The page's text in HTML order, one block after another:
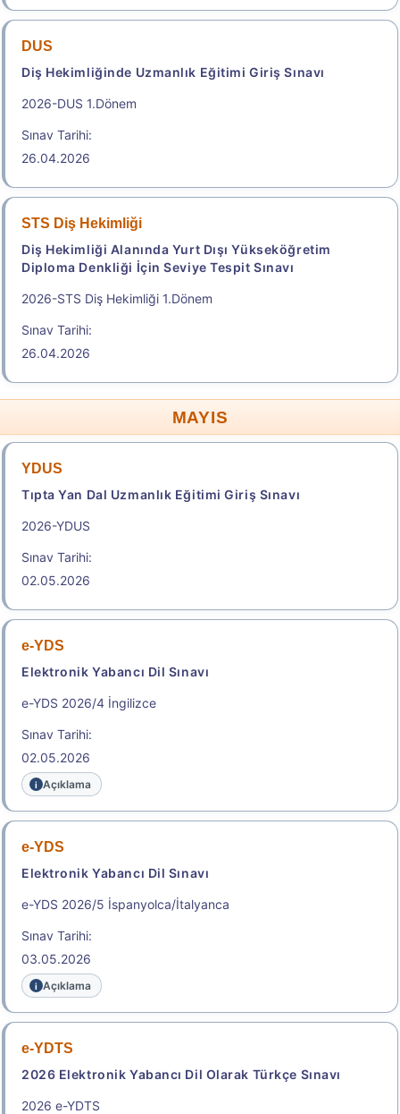
Sınav Tarihi: 22.08.2026
Başvuru Yap
2026-Elektronik Yabancı Dil Sınavı (2026 e-YDS)
Aday İşlemleri Sistemi (AİS) Engelli Başvuru Kullanıcı
Kılavuzu
.e-YDS 2026/9 İngilizce
2026-Elektronik Yabancı Dil Sınavı (2026 e-YDS)
Aday İşlemleri Sistemi (AİS) Engelli Başvuru Kullanıcı
.2026-TUS 2. Dönem
Tıpta Uzmanlık Eğitimi Giriş Sınavı
Sınav Tarihi: 23.08.2026
Başvuru Merkezleri
Aday İşlemleri Sistemi (AİS) Engelli Başvuru Kullanıcı
Kılavuzu
.Dönem
DUS
Diş Hekimliğinde Uzmanlık Eğitimi Giriş Sınavı
2026-DUS 1.Dönem
Sınav Tarihi:
26.04.2026
STS Diş Hekimliği
Diş Hekimliği Alanında Yurt Dışı Yükseköğretim
Diploma Denkliği İçin Seviye Tespit Sınavı
2026-STS Diş Hekimliği 1.Dönem
Sınav Tarihi:
26.04.2026
MAYIS
YDUS
Tıpta Yan Dal Uzmanlık Eğitimi Giriş Sınavı
2026-YDUS
Sınav Tarihi:
02.05.2026
e-YDS
Elektronik Yabancı Dil Sınavı
e-YDS 2026/4 İngilizce
Sınav Tarihi:
02.05.2026
Açıklama
e-YDS
Elektronik Yabancı Dil Sınavı
e-YDS 2026/5 İspanyolca/İtalyanca
Sınav Tarihi:
03.05.2026
Açıklama
e-YDTS
2026 Elektronik Yabancı Dil Olarak Türkçe Sınavı
2026 e-YDTS